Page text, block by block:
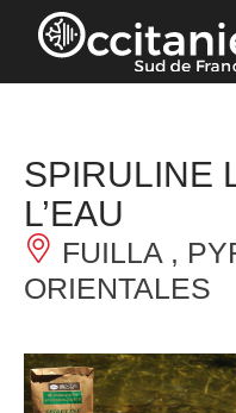
Panneau de gestion des
SPIRULINE
L’EAU
FUILLA ,
ORIENTALES